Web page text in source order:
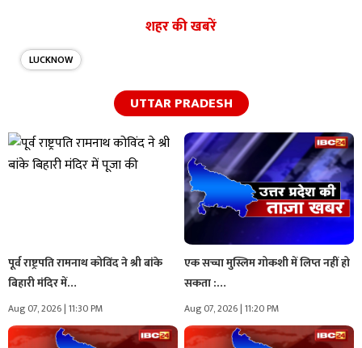
शहर की खबरें
LUCKNOW
UTTAR PRADESH
पूर्व राष्ट्रपति रामनाथ कोविंद ने श्री बांके
बिहारी मंदिर में…
Aug 07, 2026 | 11:30 PM
एक सच्चा मुस्लिम गोकशी में लिप्त नहीं हो
सकता :…
Aug 07, 2026 | 11:20 PM